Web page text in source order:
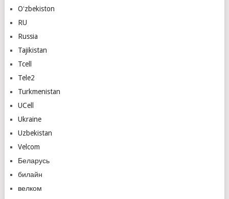
Oʻzbekiston
RU
Russia
Tajikistan
Tcell
Tele2
Turkmenistan
UCell
Ukraine
Uzbekistan
Velcom
Беларусь
билайн
велком